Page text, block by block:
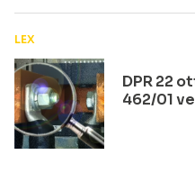
LEX
DPR 22
462/01